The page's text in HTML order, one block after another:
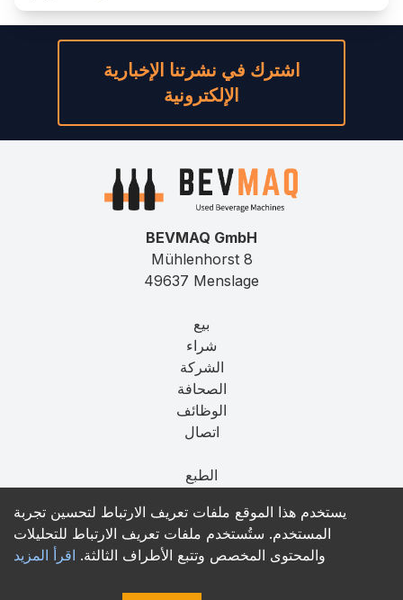
يستخدم هذا الموقع ملفات تعريف الارتباط لتحسين تجربة
المستخدم. ستُستخدم ملفات تعريف الارتباط للتحليلات
والمحتوى المخصص وتتبع الأطراف الثالثة. اقرأ المزيد
اشترك في نشرتنا الإخبارية
الإلكترونية
BEVMAQ GmbH
Mühlenhorst 8
49637 Menslage
بيع
شراء
الشركة
الصحافة
الوظائف
اتصال
الطبع
T&C
contact@bevmaq.com